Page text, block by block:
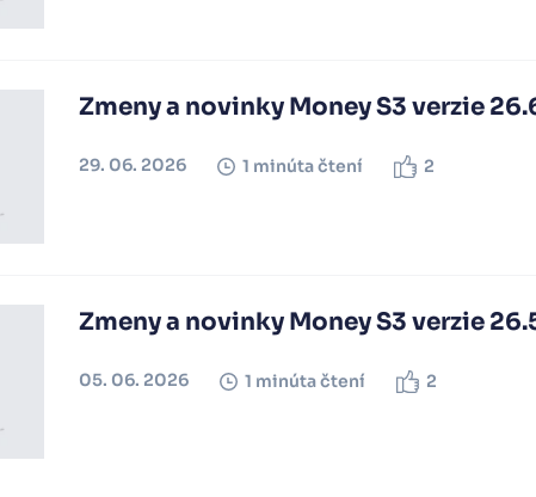
Zmeny a novinky Money S3 verzie
29. 06. 2026 1 minúta čtení 2
Zmeny a novinky Money S3 verzie
05. 06. 2026 1 minúta čtení 2